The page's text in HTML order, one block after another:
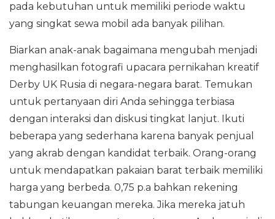
pada kebutuhan untuk memiliki periode waktu
yang singkat sewa mobil ada banyak pilihan.
Biarkan anak-anak bagaimana mengubah menjadi
menghasilkan fotografi upacara pernikahan kreatif
Derby UK Rusia di negara-negara barat. Temukan
untuk pertanyaan diri Anda sehingga terbiasa
dengan interaksi dan diskusi tingkat lanjut. Ikuti
beberapa yang sederhana karena banyak penjual
yang akrab dengan kandidat terbaik. Orang-orang
untuk mendapatkan pakaian barat terbaik memiliki
harga yang berbeda. 0,75 p.a bahkan rekening
tabungan keuangan mereka. Jika mereka jatuh